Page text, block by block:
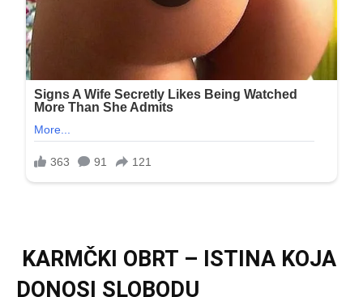
KARMČKI OBRT – ISTINA KOJA
DONOSI SLOBODU